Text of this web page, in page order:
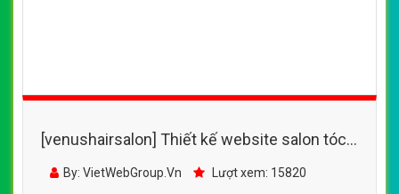
[venushairsalon] Thiết kế website salon tóc
Hàn Quốc Moly đẹp, chuyên nghiệp chuẩn
By: VietWebGroup.Vn Lượt xem: 15820